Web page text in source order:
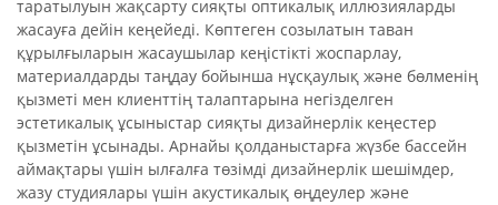
таратылуын жақсарту сияқты оптикалық иллюзияларды
жасауға дейін кеңейеді. Көптеген созылатын таван
құрылғыларын жасаушылар кеңістікті жоспарлау,
материалдарды таңдау бойынша нұсқаулық және бөлменің
қызметі мен клиенттің талаптарына негізделген
эстетикалық ұсыныстар сияқты дизайнерлік кеңестер
қызметін ұсынады. Арнайы қолданыстарға жүзбе бассейн
аймақтары үшін ылғалға төзімді дизайнерлік шешімдер,
жазу студиялары үшін акустикалық өңдеулер және